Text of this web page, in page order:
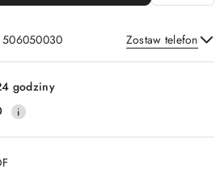
506050030 Zostaw telefon
Wyślij
godziny